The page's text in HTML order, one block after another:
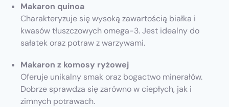
Makaron quinoa
Charakteryzuje się wysoką zawartością białka i
kwasów tłuszczowych omega-3. Jest idealny do
sałatek oraz potraw z warzywami.
Makaron z komosy ryżowej
Oferuje unikalny smak oraz bogactwo minerałów.
Dobrze sprawdza się zarówno w ciepłych, jak i
zimnych potrawach.